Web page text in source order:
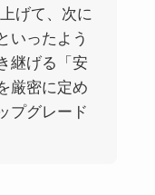
げて、次に
いったよう
継げる「安
厳密に定め
プグレード